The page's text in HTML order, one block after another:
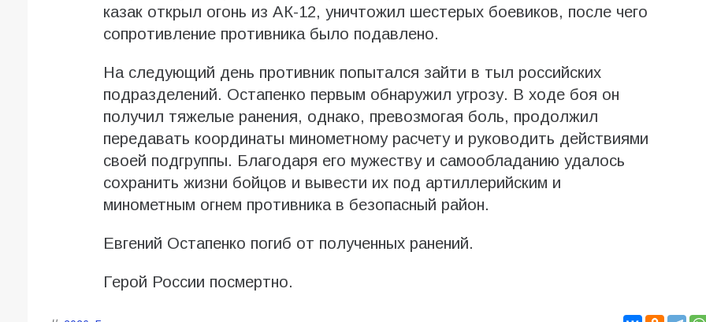
казак открыл огонь из АК-12, уничтожил шестерых боевиков, после чего
сопротивление противника было подавлено.
На следующий день противник попытался зайти в тыл российских
подразделений. Остапенко первым обнаружил угрозу. В ходе боя он
получил тяжелые ранения, однако, превозмогая боль, продолжил
передавать координаты минометному расчету и руководить действиями
своей подгруппы. Благодаря его мужеству и самообладанию удалось
сохранить жизни бойцов и вывести их под артиллерийским и
минометным огнем противника в безопасный район.
Евгений Остапенко погиб от полученных ранений.
Герой России посмертно.